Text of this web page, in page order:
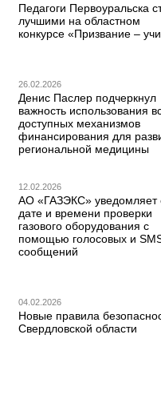
Педагоги Первоуральска
лучшими на областном
конкурсе «Призвание –
26.02.2026
Денис Паслер подчеркнул
важность использования
доступных механизмов
финансирования для
региональной медицины
12.02.2026
АО «ГАЗЭКС» уведомляет
дате и времени проверки
газового оборудования с
помощью голосовых и
сообщений
04.02.2026
Новые правила
Свердловской области